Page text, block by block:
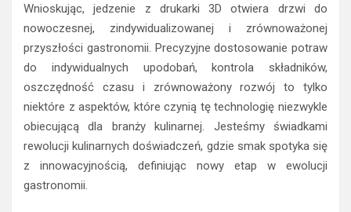
Wnioskując, jedzenie z drukarki 3D otwiera drzwi do
nowoczesnej, zindywidualizowanej i zrównoważonej
przyszłości gastronomii. Precyzyjne dostosowanie potraw
do indywidualnych upodobań, kontrola składników,
oszczędność czasu i zrównoważony rozwój to tylko
niektóre z aspektów, które czynią tę technologię niezwykle
obiecującą dla branży kulinarnej. Jesteśmy świadkami
rewolucji kulinarnych doświadczeń, gdzie smak spotyka się
z innowacyjnością, definiując nowy etap w ewolucji
gastronomii.